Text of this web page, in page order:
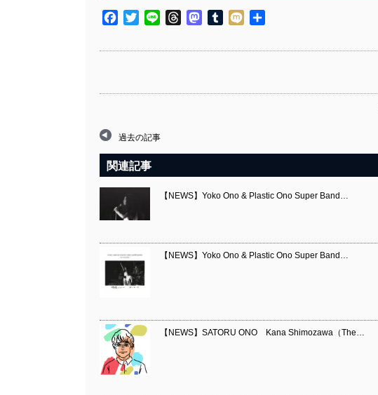
Facebook
TwitterLine ThreadsMastodon
TumblrMixi
過去の記事
関連記事
【NEWS】Yoko Ono & Plastic Ono Super Band…
【NEWS】Yoko Ono & Plastic Ono Super Band…
【NEWS】SATORU ONO Kana Shimozawa（The…